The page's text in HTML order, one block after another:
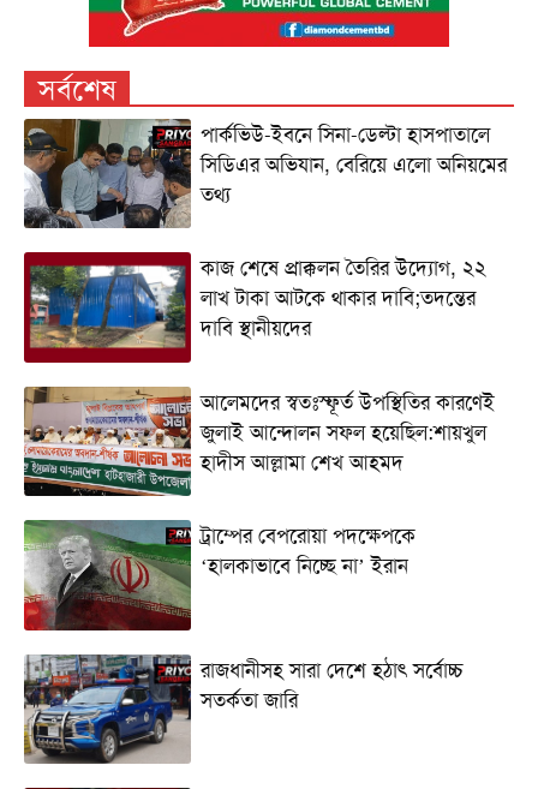
সর্বশেষ
পার্কভিউ-ইবনে সিনা-ডেল্টা হাসপাতালে
সিডিএর অভিযান, বেরিয়ে এলো অনিয়মের
তথ্য
কাজ শেষে প্রাক্কলন তৈরির উদ্যোগ, ২২
লাখ টাকা আটকে থাকার দাবি;তদন্তের
দাবি স্থানীয়দের
আলেমদের স্বতঃস্ফূর্ত উপস্থিতির কারণেই
জুলাই আন্দোলন সফল হয়েছিল:শায়খুল
হাদীস আল্লামা শেখ আহমদ
ট্রাম্পের বেপরোয়া পদক্ষেপকে
‘হালকাভাবে নিচ্ছে না’ ইরান
রাজধানীসহ সারা দেশে হঠাৎ সর্বোচ্চ
সতর্কতা জা‌রি